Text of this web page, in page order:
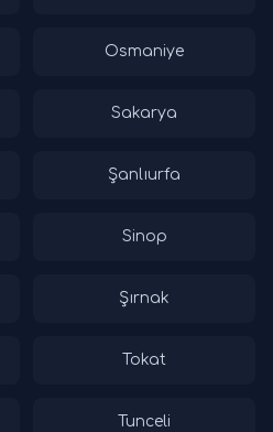
Osmaniye
Sakarya
Şanlıurfa
Sinop
Şırnak
Tokat
Tunceli